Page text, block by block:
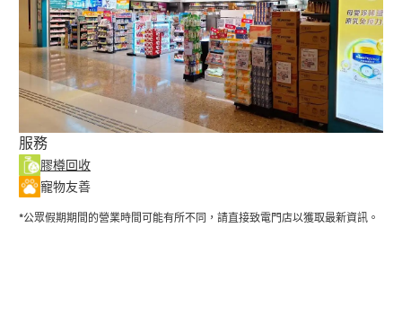
服務
膠樽回收
寵物友善
*公眾假期期間的營業時間可能有所不同，請直接致電門店以獲取最新資訊。